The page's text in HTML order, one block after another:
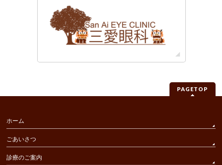
PAGETOP
ホーム
ごあいさつ
診療のご案内